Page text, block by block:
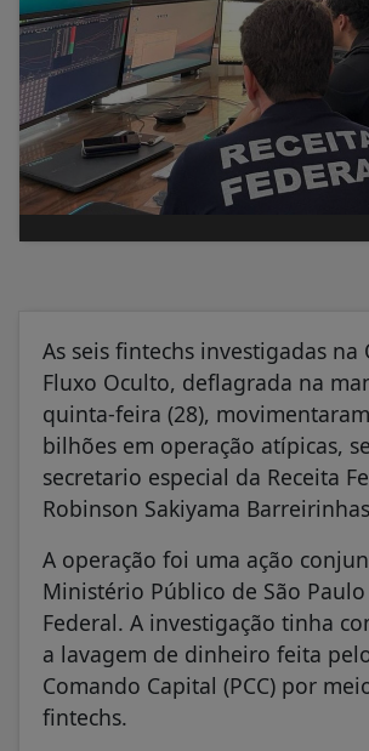
As seis fintechs investigadas na
Fluxo Oculto, deflagrada na
quinta-feira (28),
bilhões em operação atípicas,
secretario especial da Receita
Robinson Sakiyama
A operação foi uma ação
Ministério Público de São Paulo
Federal. A investigação tinha
a lavagem de dinheiro feita
Comando Capital (PCC) por
fintechs.